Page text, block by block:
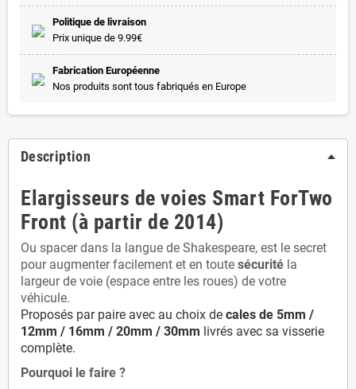
Politique de livraison
Prix unique de 9.99€
Fabrication Européenne
Nos produits sont tous fabriqués en Europe
Description
Elargisseurs de voies Smart ForTwo
Front (à partir de 2014)
Ou spacer dans la langue de Shakespeare, est le secret
pour augmenter facilement et en toute sécurité la
largeur de voie (espace entre les roues) de votre
véhicule.
Proposés par paire avec au choix de cales de 5mm /
12mm / 16mm / 20mm / 30mm livrés avec sa visserie
complète.
Pourquoi le faire ?